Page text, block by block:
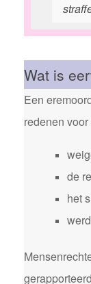
Wat is
Een
redenen
de
het